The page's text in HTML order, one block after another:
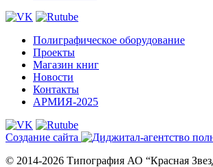
Полиграфическое оборудование
Проекты
Магазин книг
Новости
Контакты
АРМИЯ-2025
Создание сайта
© 2014-2026 Типография АО “Красная